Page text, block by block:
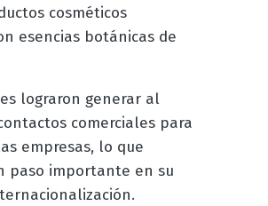
cosméticos
esencias botánicas de
lograron generar al
comerciales para
empresas, lo que
paso importante en su